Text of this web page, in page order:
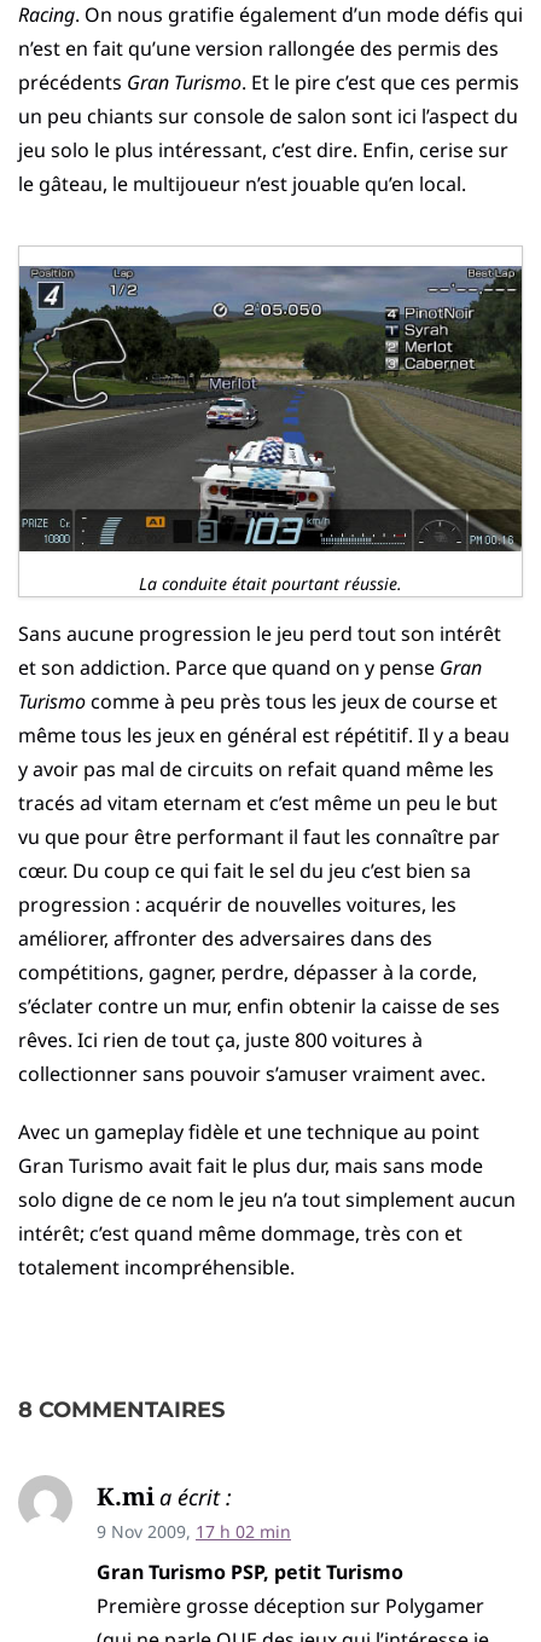
Racing. On nous gratifie également d’un mode défis qui
n’est en fait qu’une version rallongée des permis des
précédents Gran Turismo. Et le pire c’est que ces permis
un peu chiants sur console de salon sont ici l’aspect du
jeu solo le plus intéressant, c’est dire. Enfin, cerise sur
le gâteau, le multijoueur n’est jouable qu’en local.
La conduite était pourtant réussie.
Sans aucune progression le jeu perd tout son intérêt
et son addiction. Parce que quand on y pense Gran
Turismocomme à peu près tous les jeux de course et
même tous les jeux en général est répétitif. Il y a beau
y avoir pas mal de circuits on refait quand même les
tracés ad vitam eternam et c’est même un peu le but
vu que pour être performant il faut les connaître par
cœur. Du coup ce qui fait le sel du jeu c’est bien sa
progression : acquérir de nouvelles voitures, les
améliorer, affronter des adversaires dans des
compétitions, gagner, perdre, dépasser à la corde,
s’éclater contre un mur, enfin obtenir la caisse de ses
rêves. Ici rien de tout ça, juste 800 voitures à
collectionner sans pouvoir s’amuser vraiment avec.
Avec un gameplay fidèle et une technique au point
Gran Turismo avait fait le plus dur, mais sans mode
solo digne de ce nom le jeu n’a tout simplement aucun
intérêt; c’est quand même dommage, très con et
totalement incompréhensible.
8 COMMENTAIRES
K.mia écrit :
9 Nov 2009, 17 h 02 min
Gran Turismo PSP, petit Turismo
Première grosse déception sur Polygamer